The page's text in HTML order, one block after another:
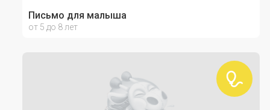
Письмо для малыша
от 5 до 8 лет